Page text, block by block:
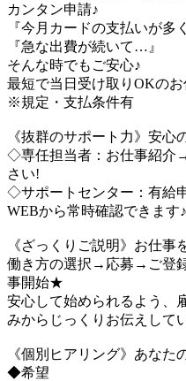
カンタン申請♪
『今月カードの支払いが多
『急な出費が続いて…』
そんな時でもご安心♪
最短で当日受け取りOKのお
※規定・支払条件有
《抜群のサポート力》安
◇専任担当者：お仕事紹介
さい!
◇サポートセンター：有給
WEBから常時確認できます♪
《ざっくりご説明》お仕
働き方の選択→応募→ご登
事開始★
安心して始められるよう、
みからじっくりお伝えして
《個別ヒアリング》あな
◆希望